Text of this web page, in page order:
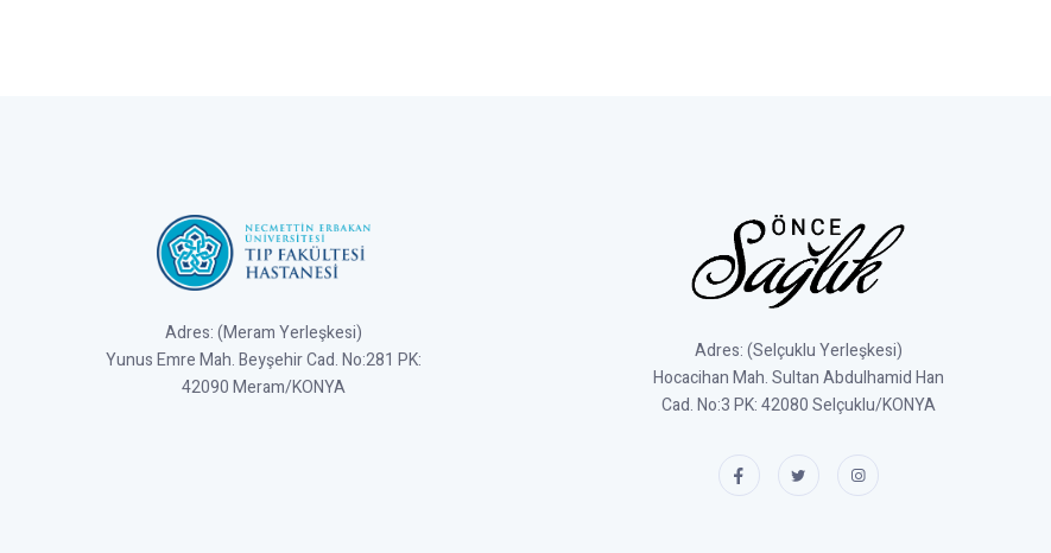
Adres: (Meram Yerleşkesi)
Yunus Emre Mah. Beyşehir Cad. No:281 PK:
42090 Meram/KONYA
Adres: (Selçuklu Yerleşkesi)
Hocacihan Mah. Sultan Abdulhamid Han
Cad. No:3 PK: 42080 Selçuklu/KONYA